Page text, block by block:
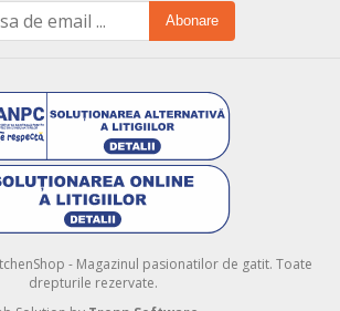
Abonare
- Magazinul pasionatilor de gatit. Toate
drepturile rezervate.